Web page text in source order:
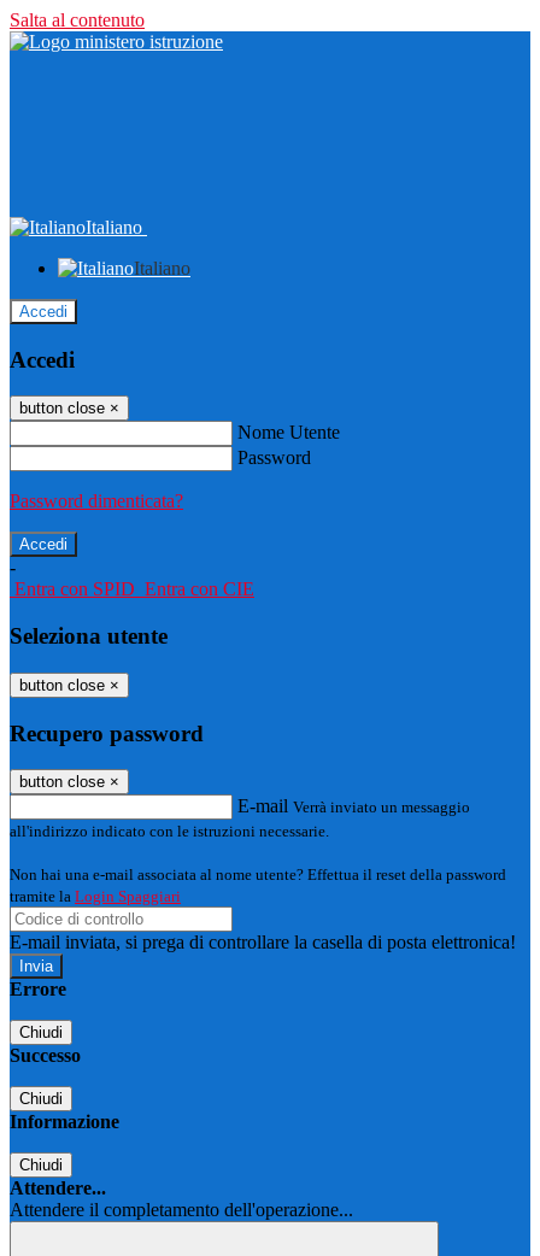
Salta al contenuto
Italiano
Italiano
Accedi
Accedi
button close ×
Nome Utente
Password
Password dimenticata?
-
Entra con SPID Entra con CIE
Seleziona utente
button close ×
Recupero password
button close ×
E-mail Verrà inviato un messaggio
all'indirizzo indicato con le istruzioni necessarie.
Non hai una e-mail associata al nome utente? Effettua il reset della password
tramite la Login Spaggiari
E-mail inviata, si prega di controllare la casella di posta elettronica!
Errore
Chiudi
Successo
Chiudi
Informazione
Chiudi
Attendere...
Attendere il completamento dell'operazione...